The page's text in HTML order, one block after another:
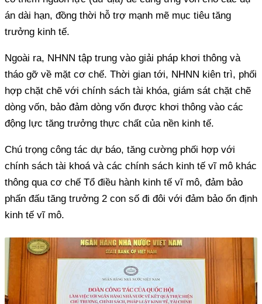
án dài hạn, đồng thời hỗ trợ mạnh mẽ mục tiêu tăng
trưởng kinh tế.
Ngoài ra, NHNN tập trung vào giải pháp khơi thông và
tháo gỡ về mặt cơ chế. Thời gian tới, NHNN kiên trì, phối
hợp chặt chẽ với chính sách tài khóa, giám sát chặt chẽ
dòng vốn, bảo đảm dòng vốn được khơi thông vào các
động lực tăng trưởng thực chất của nền kinh tế.
Chú trọng công tác dự báo, tăng cường phối hợp với
chính sách tài khoá và các chính sách kinh tế vĩ mô khác
thông qua cơ chế Tổ điều hành kinh tế vĩ mô, đảm bảo
phấn đấu tăng trưởng 2 con số đi đôi với đảm bảo ổn định
kinh tế vĩ mô.